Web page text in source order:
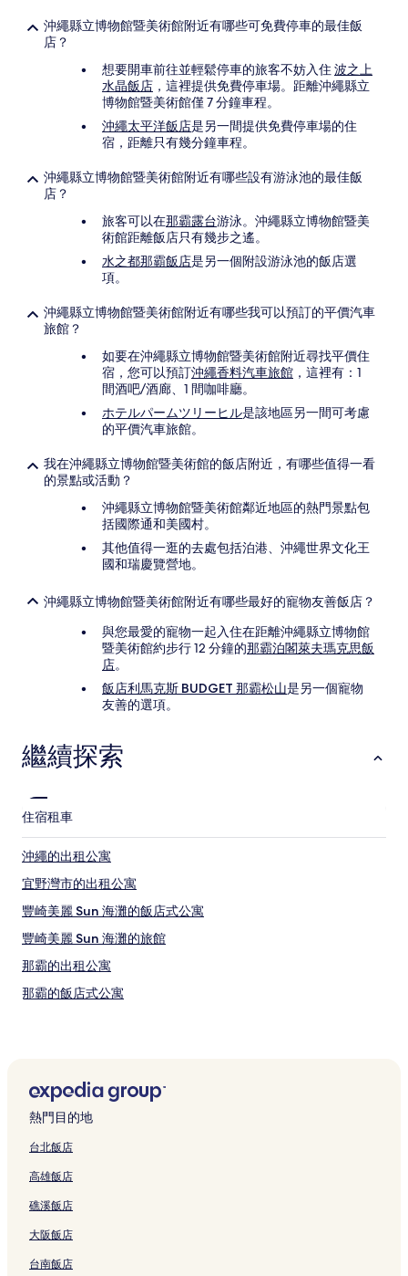
沖繩縣立博物館暨美術館附近有哪些可免費停車的最佳飯
店？
想要開車前往並輕鬆停車的旅客不妨入住 波之上
水晶飯店 ，這裡提供免費停車場。距離沖繩縣立
博物館暨美術館僅 7 分鐘車程。
沖繩太平洋飯店是另一間提供免費停車場的住
宿，距離只有幾分鐘車程。
沖繩縣立博物館暨美術館附近有哪些設有游泳池的最佳飯
店？
旅客可以在那霸露台游泳。沖繩縣立博物館暨美
術館距離飯店只有幾步之遙。
水之都那霸飯店是另一個附設游泳池的飯店選
項。
沖繩縣立博物館暨美術館附近有哪些我可以預訂的平價汽車
旅館？
如要在沖繩縣立博物館暨美術館附近尋找平價住
宿，您可以預訂沖繩香料汽車旅館 ，這裡有：1
間酒吧/酒廊、1 間咖啡廳。
ホテルパームツリーヒル是該地區另一間可考慮
的平價汽車旅館。
我在沖繩縣立博物館暨美術館的飯店附近，有哪些值得一看
的景點或活動？
沖繩縣立博物館暨美術館鄰近地區的熱門景點包
括國際通和美國村。
其他值得一逛的去處包括泊港、沖繩世界文化王
國和瑞慶覽營地。
沖繩縣立博物館暨美術館附近有哪些最好的寵物友善飯店？
與您最愛的寵物一起入住在距離沖繩縣立博物館
暨美術館約步行 12 分鐘的那霸泊閣萊夫瑪克思飯
店。
飯店利馬克斯 BUDGET 那霸松山是另一個寵物
友善的選項。
繼續探索
住宿租車
沖繩的出租公寓
宜野灣市的出租公寓
豐崎美麗 Sun 海灘的飯店式公寓
豐崎美麗 Sun 海灘的旅館
那霸的出租公寓
那霸的飯店式公寓
沖繩的旅館
宜野灣熱帶海灘的飯店式公寓
壺屋街飯店
國際通屋台村附近的飯店
縣廳前站附近的飯店
泊外人墓地附近的飯店
Parco CITY附近的飯店
熱門目的地
台北飯店
高雄飯店
礁溪飯店
大阪飯店
台南飯店